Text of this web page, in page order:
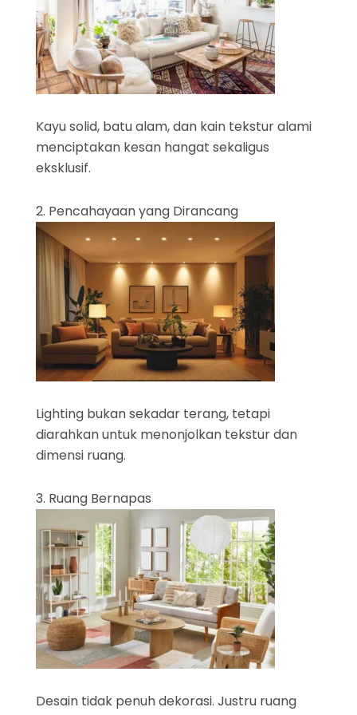
Kayu solid, batu alam, dan kain tekstur alami
menciptakan kesan hangat sekaligus
eksklusif.
2. Pencahayaan yang Dirancang
Lighting bukan sekadar terang, tetapi
diarahkan untuk menonjolkan tekstur dan
dimensi ruang.
3. Ruang Bernapas
Desain tidak penuh dekorasi. Justru ruang